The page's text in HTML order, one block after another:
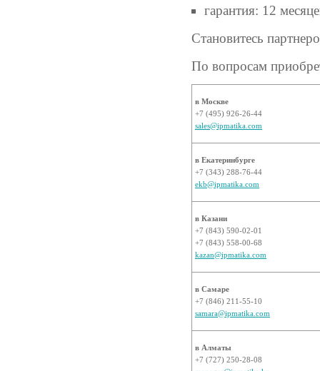
гарантия: 12
Становитесь
По вопросам
в Москве
+7 (495) 926-26-44
sales@ipmatika.com
в Екатеринбурге
+7 (343) 288-76-44
ekb@ipmatika.com
в Казани
+7 (843) 590-02-01
+7 (843) 558-00-68
kazan@ipmatika.com
в Самаре
+7 (846) 211-55-10
samara@ipmatika.com
в Алматы
+7 (727) 250-28-08